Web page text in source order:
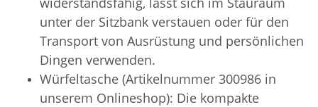
unter der Sitzbank verstauen oder für den
Transport von Ausrüstung und persönlichen
Dingen verwenden.
Würfeltasche (Artikelnummer 300986 in
unserem Onlineshop): Die kompakte